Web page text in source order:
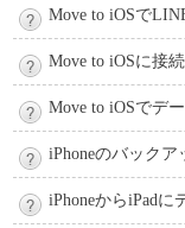
Move to iOSで
Move to iOSに接
Move to iOSでデ
iPhoneのバック
iPhoneからiPad